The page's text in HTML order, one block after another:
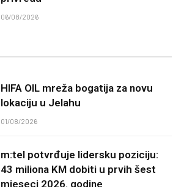
06/08/2026
HIFA OIL mreža bogatija za novu
lokaciju u Jelahu
01/08/2026
m:tel potvrđuje lidersku poziciju:
43 miliona KM dobiti u prvih šest
mjeseci 2026. godine